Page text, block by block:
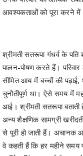
सीमित आय में बच्चों की
चुनौतीपूर्ण था। ऐसे समय में
आई। श्रीमती सतरूपा बताती
अन्य शैक्षणिक सामग्री
से पूरी हो जाती हैं। अचानक
वे कहती हैं कि हर महीने समय
आर्थिक चिंता कम हुई है।
जिम्मेदारियों में पहले से